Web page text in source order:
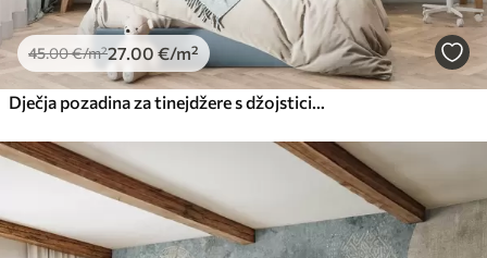
45.00€/m²27.00 €/m²
Dječja pozadina za tinejdžere s džojsticima i grafičkim slovima u plavoj boji